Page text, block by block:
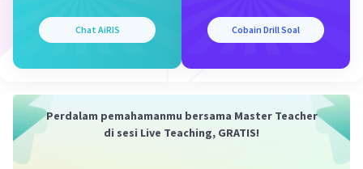
07 Agustus 2024 12:37
di bagian b terdapat angka 4 dan 3 itu darimana
Chat AiRIS Cobain Drill Soal
Perdalam pemahamanmu bersama Master Teacher
di sesi Live Teaching, GRATIS!